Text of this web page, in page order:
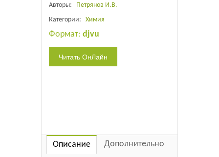
Авторы: Петрянов И.В.
Категории: Химия
Формат: djvu
Описание
Дополнительно